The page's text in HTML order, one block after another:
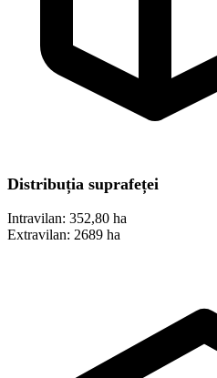
Distribuția suprafeței
Intravilan: 352,80 ha
Extravilan: 2689 ha